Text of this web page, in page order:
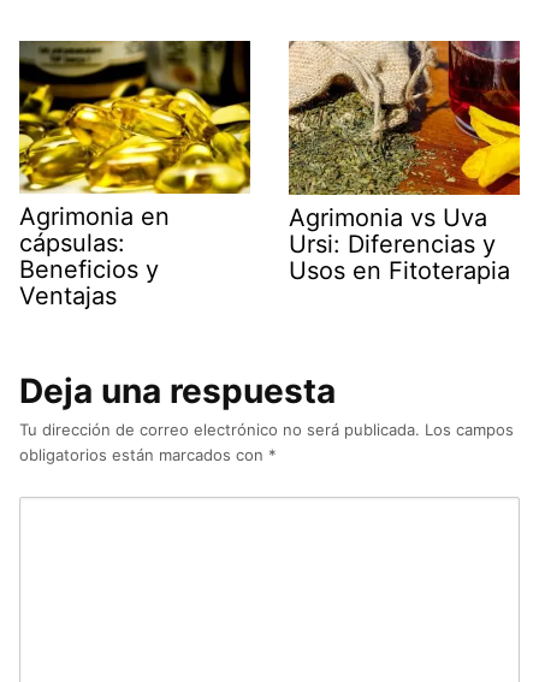
Agrimonia en
cápsulas:
Beneficios y
Ventajas
Agrimonia vs Uva
Ursi: Diferencias y
Usos en Fitoterapia
Deja una respuesta
Tu dirección de correo electrónico no será publicada. Los campos
obligatorios están marcados con *